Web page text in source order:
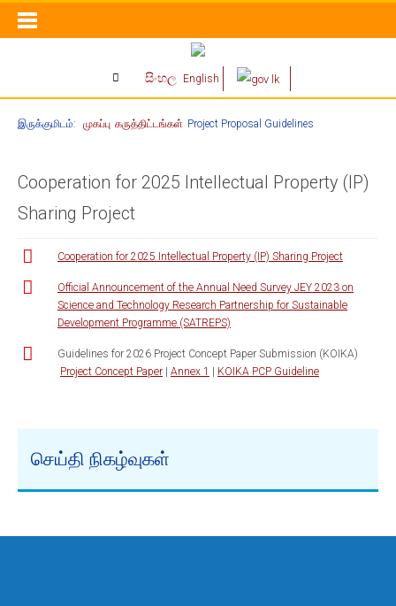
සිංහල English
இருக்குமிடம்: முகப்பு கருத்திட்டங்கள் Project Proposal Guidelines
Cooperation for 2025 Intellectual Property (IP)
Sharing Project
Cooperation for 2025 Intellectual Property (IP) Sharing Project
Official Announcement of the Annual Need Survey JEY 2023 on
Science and Technology Research Partnership for Sustainable
Development Programme (SATREPS)
Guidelines for 2026 Project Concept Paper Submission (KOIKA)
Project Concept Paper| Annex 1 KOIKA PCP Guideline
செய்தி நிகழ்வுகள்